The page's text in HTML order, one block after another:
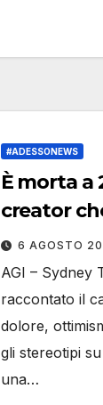
#ADESSONEWS
È morta a
creator
TikTok
6 AGOSTO
AGI – Sydney
raccontato il
dolore,
gli stereotipi
una…